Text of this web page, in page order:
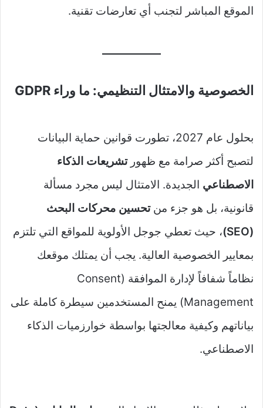
الموقع المباشر لتجنب أي تعارضات تقنية.
الخصوصية والامتثال التنظيمي: ما وراء GDPR
بحلول عام 2027، تطورت قوانين حماية البيانات
لتصبح أكثر صرامة مع ظهورتشريعات الذكاء
الاصطناعي الجديدة. الامتثال ليس مجرد مسألة
قانونية، بل هو جزء منتحسين محركات البحث
(SEO)
، حيث تعطي جوجل الأولوية للمواقع التي تلتزم
بمعايير الخصوصية العالية. يجب أن يمتلك موقعك
نظاماً شفافاً لإدارة الموافقة (Consent
Management) يمنح المستخدمين سيطرة كاملة على
بياناتهم وكيفية معالجتها بواسطة خوارزميات الذكاء
الاصطناعي.